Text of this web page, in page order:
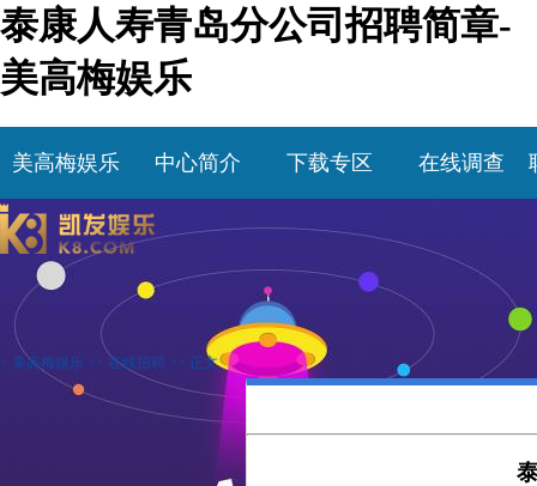
泰康人寿青岛分公司招聘简章-
美高梅娱乐
美高梅娱乐 中心简介 下载专区 在线调查
> 美高梅娱乐 >> 在线招聘 >> 正文